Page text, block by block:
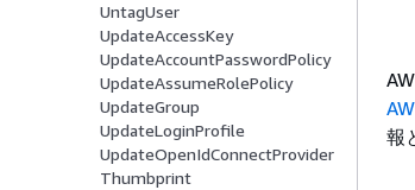
UntagUser
UpdateAccessKey
UpdateAccountPasswordPolicy
UpdateAssumeRolePolicy
UpdateGroup
UpdateLoginProfile
UpdateOpenIdConnectProvider
Thumbprint
報